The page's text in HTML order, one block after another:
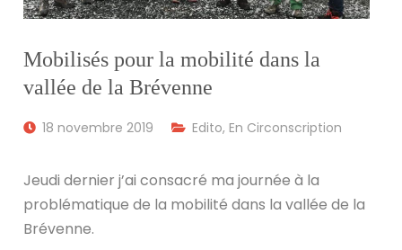
Mobilisés pour la mobilité dans la
vallée de la Brévenne
18 novembre 2019 Edito,En Circonscription
Jeudi dernier j’ai consacré ma journée à la
problématique de la mobilité dans la vallée de la
Brévenne.